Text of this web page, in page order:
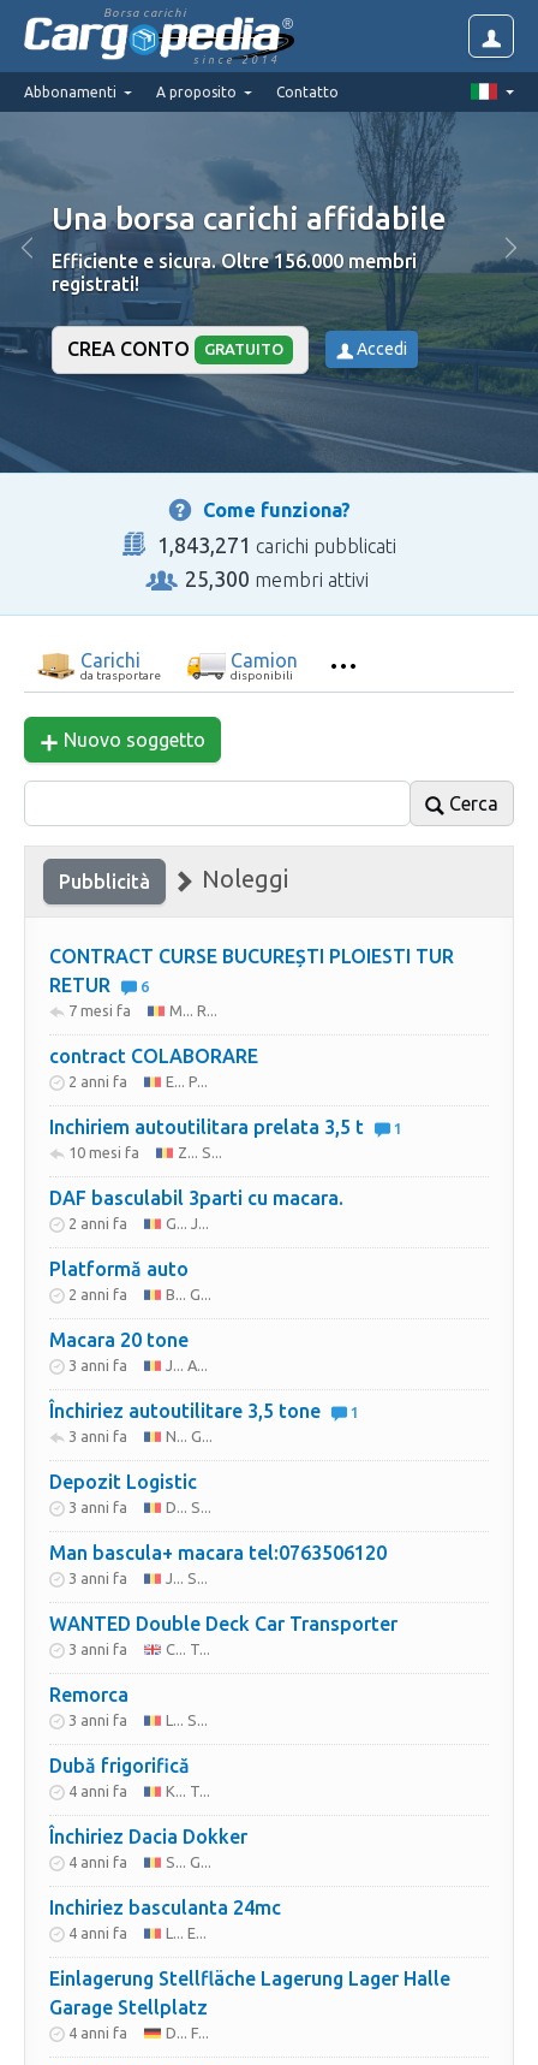
Borsa carichi
since 2014
Abbonamenti A proposito Contatto
Una borsa carichi affidabile
Efficiente e sicura. Oltre 156.000 membri
registrati!
CREA CONTO GRATUITO Accedi
Come funziona?
1,843,271 carichi pubblicati
25,300 membri attivi
Carichi
da trasportare
Camion
disponibili
Nuovo soggetto
Cerca
Pubblicità Noleggi
CONTRACT CURSE BUCUREȘTI PLOIESTI TUR
RETUR
6
7 mesi fa
M... R...
contract COLABORARE
2 anni fa E... P...
Inchiriem autoutilitara prelata 3,5 t
1
10 mesi fa
Z... S...
DAF basculabil 3parti cu macara.
2 anni fa G... J...
Platformă auto
2 anni fa B... G...
Macara 20 tone
3 anni fa J... A...
Închiriez autoutilitare 3,5 tone
1
3 anni fa
N... G...
Depozit Logistic
3 anni fa D... S...
Man bascula+ macara tel:0763506120
3 anni fa J... S...
WANTED Double Deck Car Transporter
3 anni fa C... T...
Remorca
3 anni fa L... S...
Dubă frigorifică
4 anni fa K... T...
Închiriez Dacia Dokker
4 anni fa S... G...
Inchiriez basculanta 24mc
4 anni fa L... E...
Einlagerung Stellfläche Lagerung Lager Halle
Garage Stellplatz
4 anni fa D... F...